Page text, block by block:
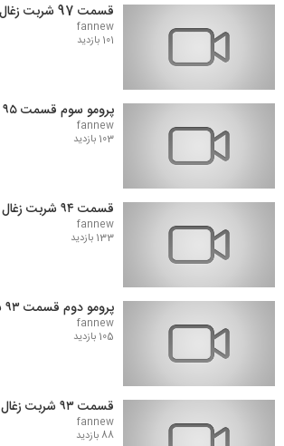
قسمت 97 شربت زغال اخته
fannew
101 بازدید
پرومو سوم قسمت ۹۵ شربت زغال اخته
fannew
103 بازدید
قسمت ۹۴ شربت زغال اخته
fannew
133 بازدید
پرومو دوم قسمت ۹۳ شربت زغال اخته
fannew
105 بازدید
قسمت ۹۳ شربت زغال اخته
fannew
88 بازدید